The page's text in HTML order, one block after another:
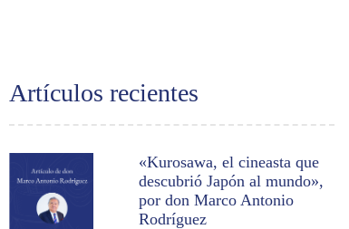
Artículos recientes
«Kurosawa, el cineasta que
descubrió Japón al mundo»,
por don Marco Antonio
Rodríguez